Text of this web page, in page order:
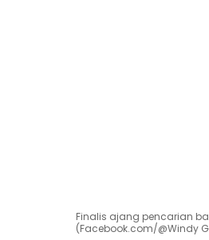
Finalis ajang pencarian
(Facebook.com/@Windy